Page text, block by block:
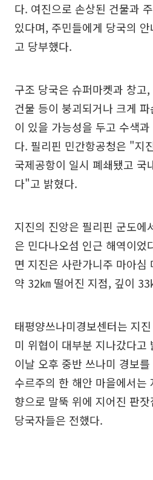
다. 여진으로 손상된 건물과
있다며, 주민들에게 당국의
고 당부했다.
구조 당국은 슈퍼마켓과 창고
건물 등이 붕괴되거나 크게
이 있을 가능성을 두고 수색
다. 필리핀 민간항공청은 "지
국제공항이 일시 폐쇄됐고 국
다"고 밝혔다.
지진의 진앙은 필리핀 군도에
은 민다나오섬 인근 해역이었
면 지진은 사란가니주 마아심
약 32㎞ 떨어진 지점, 깊이
태평양쓰나미경보센터는 지
미 위협이 대부분 지나갔다고
이날 오후 중반 쓰나미 경보
수르주의 한 해안 마을에서는
향으로 말뚝 위에 지어진 판
당국자들은 전했다.